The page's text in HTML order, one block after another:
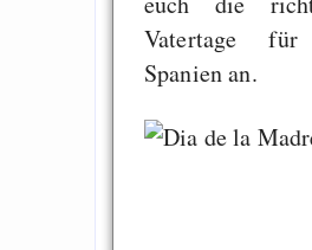
Vatertage
Spanien an.